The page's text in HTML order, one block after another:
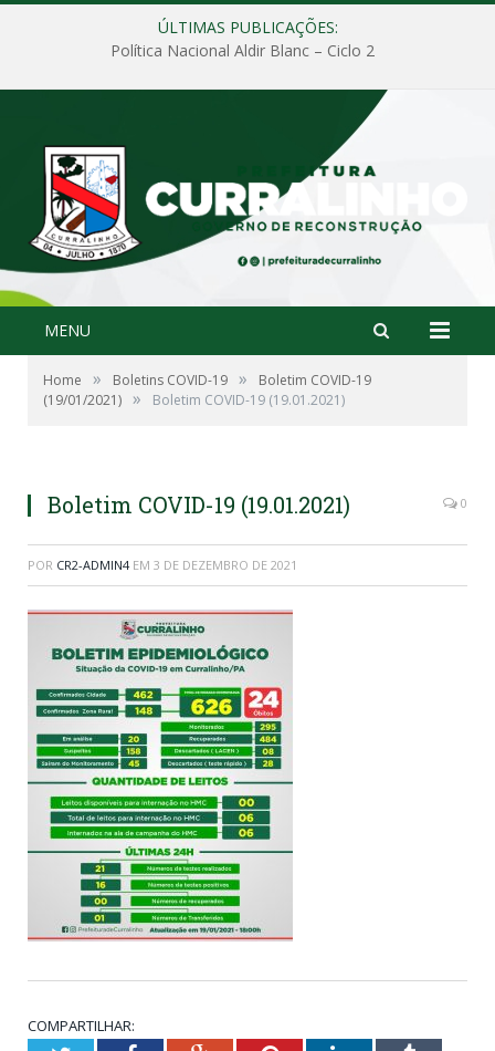
ÚLTIMAS PUBLICAÇÕES:
Política Nacional Aldir Blanc – Ciclo 2
MENU
Home » Boletins COVID-19 »
Boletim COVID-19
(19/01/2021) » Boletim COVID-19 (19.01.2021)
Boletim COVID-19 (19.01.2021) 0
POR CR2-ADMIN4 EM 3 DE DEZEMBRO DE 2021
COMPARTILHAR: